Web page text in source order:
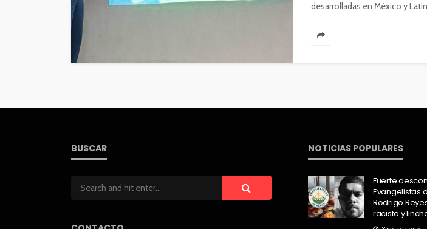
desarrolladas en México y
mediante la movilidad
BUSCAR NOTICIAS POPULARES
Fuerte
Evangelistas
Rodrigo
racista y